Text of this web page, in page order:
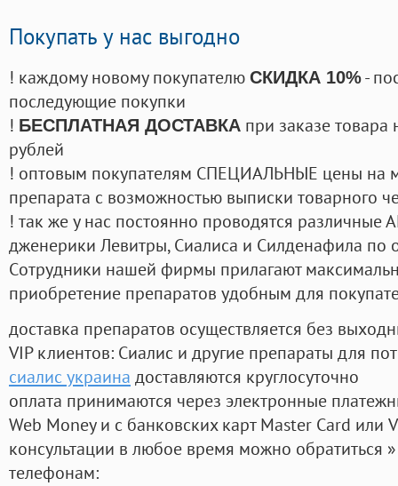
Покупать у нас выгодно
! каждому новому покупателю СКИДКА 10%-
последующие покупки
! БЕСПЛАТНАЯ ДОСТАВКА при заказе
рублей
! оптовым покупателям СПЕЦИАЛЬНЫЕ цены на
препарата с возможностью выписки товарного
! так же у нас постоянно проводятся
дженерики Левитры, Сиалиса и Силденафила по
Cотрудники нашей фирмы прилагают
приобретение препаратов удобным для
доставка препаратов осуществляется без
VIP клиентов: Сиалис и другие препараты для
сиалис украина доставляются круглосуточно
оплата принимаются через электронные
Web Money и с банковских карт Master Card или
консультации в любое время можно обратиться
телефонам: